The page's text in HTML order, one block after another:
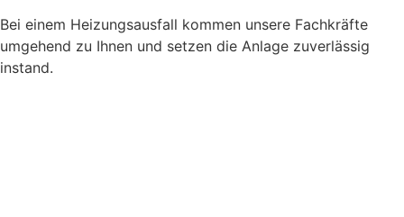
Bei einem Heizungsausfall kommen unsere Fachkräfte
umgehend zu Ihnen und setzen die Anlage zuverlässig
instand.